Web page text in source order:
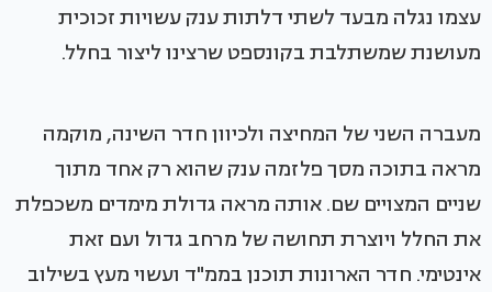
עצמו נגלה מבעד לשתי דלתות ענק עשויות זכוכית
מעושנת שמשתלבת בקונספט שרצינו ליצור בחלל.
מעברה השני של המחיצה ולכיוון חדר השינה, מוקמה
מראה בתוכה מסך פלזמה ענק שהוא רק אחד מתוך
שניים המצויים שם. אותה מראה גדולת מימדים משכפלת
את החלל ויוצרת תחושה של מרחב גדול ועם זאת
אינטימי. חדר הארונות תוכנן בממ"ד ועשוי מעץ בשילוב